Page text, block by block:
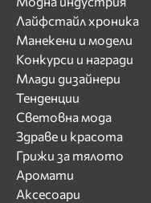
Лайфстайл хроника
Манекени и модели
Конкурси и награди
Млади дизайнери
Тенденции
Световна мода
Здраве и красота
Грижи за тялото
Аромати
Аксесоари